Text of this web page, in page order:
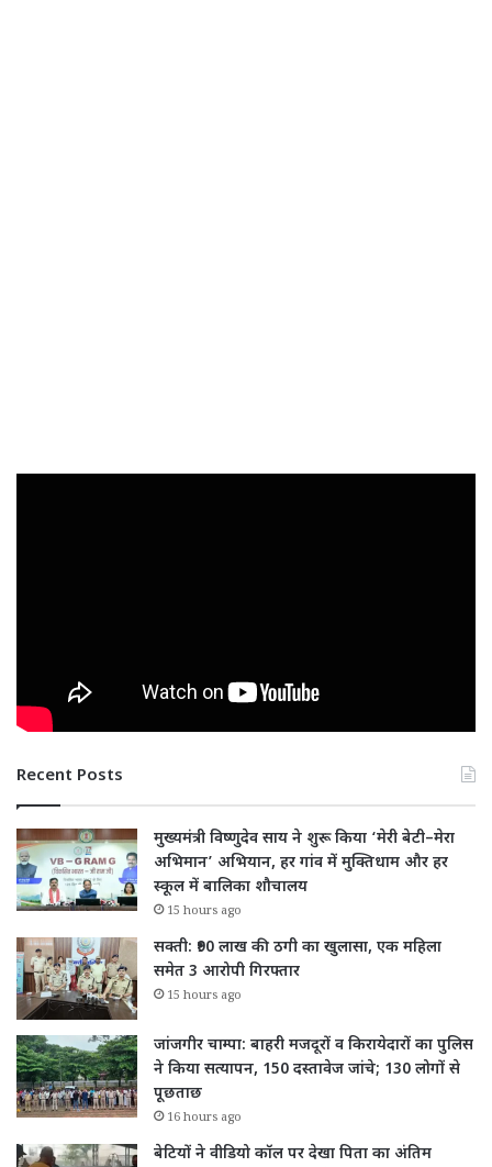
Recent Posts
मुख्यमंत्री विष्णुदेव साय ने शुरू किया ‘मेरी बेटी–मेरा
अभिमान’ अभियान, हर गांव में मुक्तिधाम और हर
स्कूल में बालिका शौचालय
15 hours ago
सक्ती: ₹90 लाख की ठगी का खुलासा, एक महिला
समेत 3 आरोपी गिरफ्तार
15 hours ago
जांजगीर चाम्पा: बाहरी मजदूरों व किरायेदारों का पुलिस
ने किया सत्यापन, 150 दस्तावेज जांचे; 130 लोगों से
पूछताछ
16 hours ago
बेटियों ने वीडियो कॉल पर देखा पिता का अंतिम